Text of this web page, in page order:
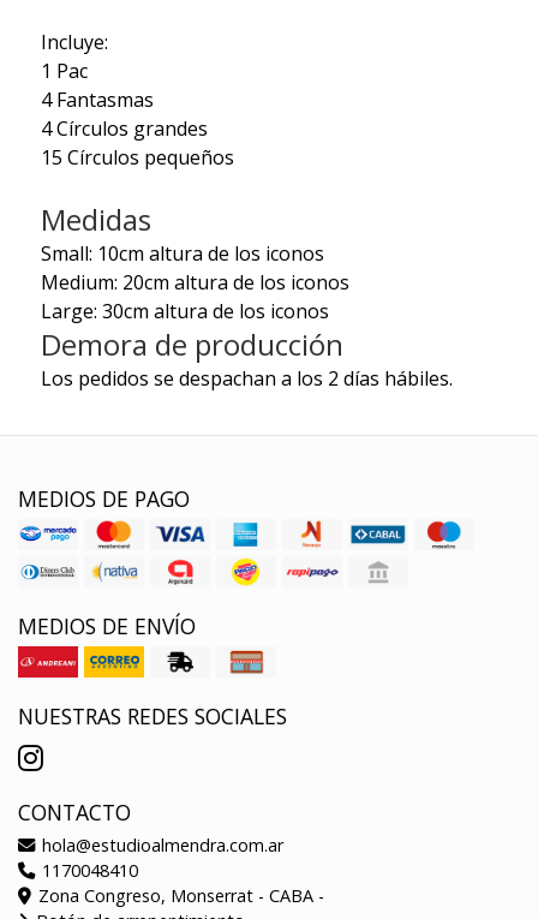
Incluye:
1 Pac
4 Fantasmas
4 Círculos grandes
15 Círculos pequeños
Medidas
Small: 10cm altura de los iconos
Medium: 20cm altura de los iconos
Large: 30cm altura de los iconos
Demora de producción
Los pedidos se despachan a los 2 días hábiles.
MEDIOS DE PAGO
MEDIOS DE ENVÍO
NUESTRAS REDES SOCIALES
CONTACTO
hola@estudioalmendra.com.ar
1170048410
Zona Congreso, Monserrat - CABA -